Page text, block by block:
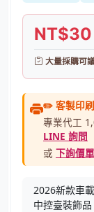
NT$30
大量採購可
✏️ 客製印
專業代工
LINE 詢問
或 下詢價單
2026新款車
中控臺裝飾品